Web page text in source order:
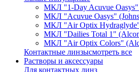
МКЛ "1-Day Acuvue Oasys"
МКЛ "Acuvue Oasys"
МКЛ "Air Optix
МКЛ "Dailies Total 1"
МКЛ "Air Optix Colors"
Контактные линзысмотреть все
Растворы и аксессуары
Для контактных линз